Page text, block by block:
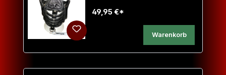
49,95 €*
Warenkorb